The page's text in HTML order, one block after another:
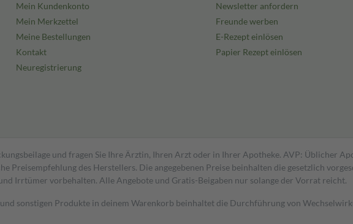
Mein Kundenkonto
Mein Merkzettel
Meine Bestellungen
Kontakt
Neuregistrierung
Newsletter anfordern
Freunde werben
E-Rezept einlösen
Papier Rezept einlösen
und fragen Sie Ihre Ärztin, Ihren Arzt oder in Ihrer Apotheke. AVP: Üblicher
des Herstellers. Die angegebenen Preise beinhalten die gesetzlich
Irrtümer vorbehalten. Alle Angebote und Gratis-Beigaben nur solange der Vorrat reicht.
sonstigen Produkte in deinem Warenkorb beinhaltet die Durchführung von